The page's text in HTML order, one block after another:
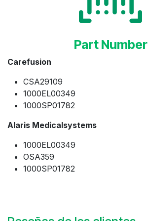
Part Number
Carefusion
CSA29109
1000EL00349
1000SP01782
Alaris Medicalsystems
1000EL00349
OSA359
1000SP01782